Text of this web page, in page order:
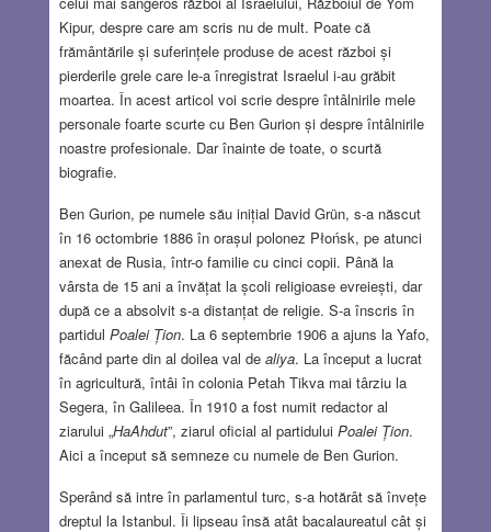
Kipur, despre care am scris nu de mult. Poate că
frământările și suferințele produse de acest război și
pierderile grele care le-a înregistrat Israelul i-au grăbit
moartea. În acest articol voi scrie despre întâlnirile mele
personale foarte scurte cu Ben Gurion și despre întâlnirile
noastre profesionale. Dar înainte de toate, o scurtă
biografie.
Ben Gurion, pe numele său inițial David Grün, s-a născut
în 16 octombrie 1886 în orașul polonez Płońsk, pe atunci
anexat de Rusia, într-o familie cu cinci copii. Până la
vârsta de 15 ani a învățat la școli religioase evreiești, dar
după ce a absolvit s-a distanțat de religie. S-a înscris în
partidul Poalei Țion. La 6 septembrie 1906 a ajuns la Yafo,
făcând parte din al doilea val de aliya. La început a lucrat
în agricultură, întâi în colonia Petah Tikva mai târziu la
Segera, în Galileea. În 1910 a fost numit redactor al
ziarului „HaAhdut”, ziarul oficial al partidului Poalei Țion.
Aici a început să semneze cu numele de Ben Gurion.
Sperând să intre în parlamentul turc, s-a hotărât să învețe
dreptul la Istanbul. Îi lipseau însă atât bacalaureatul cât și